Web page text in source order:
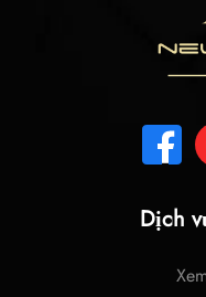
Dịch